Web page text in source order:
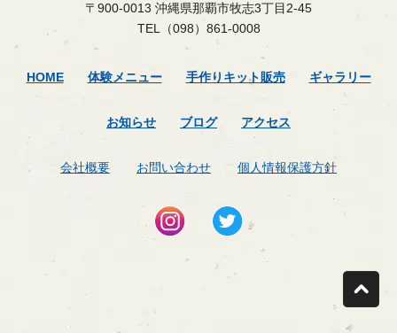
〒900-0013 沖縄県那覇市牧志3丁目2-45
TEL（098）861-0008
HOME 体験メニュー 手作りキット販売 ギャラリー
お知らせ ブログ アクセス
会社概要 お問い合わせ 個人情報保護方針